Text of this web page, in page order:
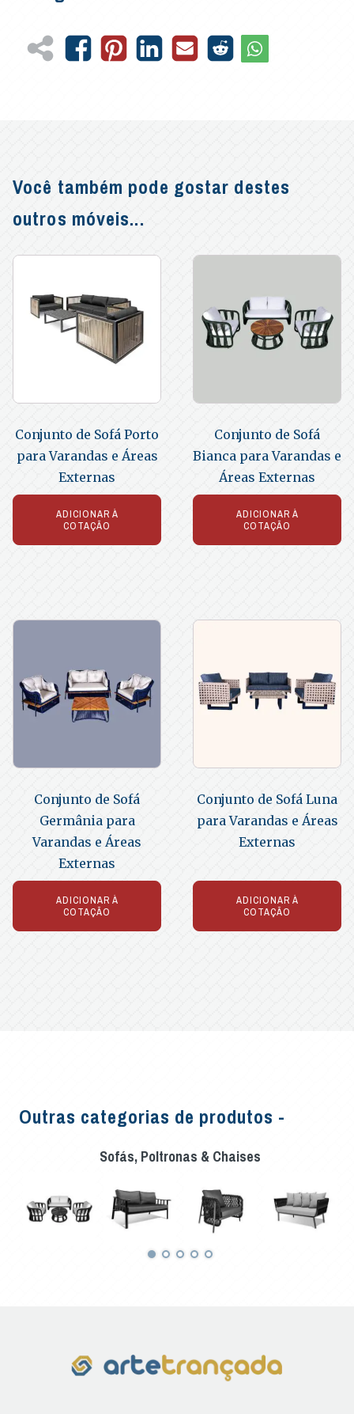
Você também pode gostar destes
outros móveis...
Conjunto de Sofá Porto
para Varandas e Áreas
Externas
ADICIONAR À
COTAÇÃO
Conjunto de Sofá
Bianca para Varandas e
Áreas Externas
ADICIONAR À
COTAÇÃO
Conjunto de Sofá
Germânia para
Varandas e Áreas
Externas
ADICIONAR À
COTAÇÃO
Conjunto de Sofá Luna
para Varandas e Áreas
Externas
ADICIONAR À
COTAÇÃO
Outras categorias de produtos -
Sofás, Poltronas & Chaises